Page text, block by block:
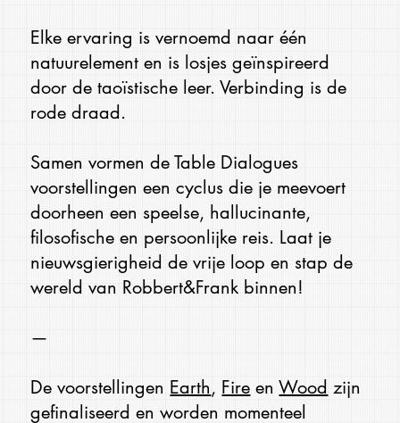
Elke ervaring is vernoemd naar één
natuurelement en is losjes geïnspireerd
door de taoïstische leer. Verbinding is de
rode draad.
Samen vormen de Table Dialogues
voorstellingen een cyclus die je meevoert
doorheen een speelse, hallucinante,
filosofische en persoonlijke reis. Laat je
nieuwsgierigheid de vrije loop en stap de
wereld van Robbert&Frank binnen!
—
De voorstellingen Earth, Fire enWood zijn
gefinaliseerd en worden momenteel